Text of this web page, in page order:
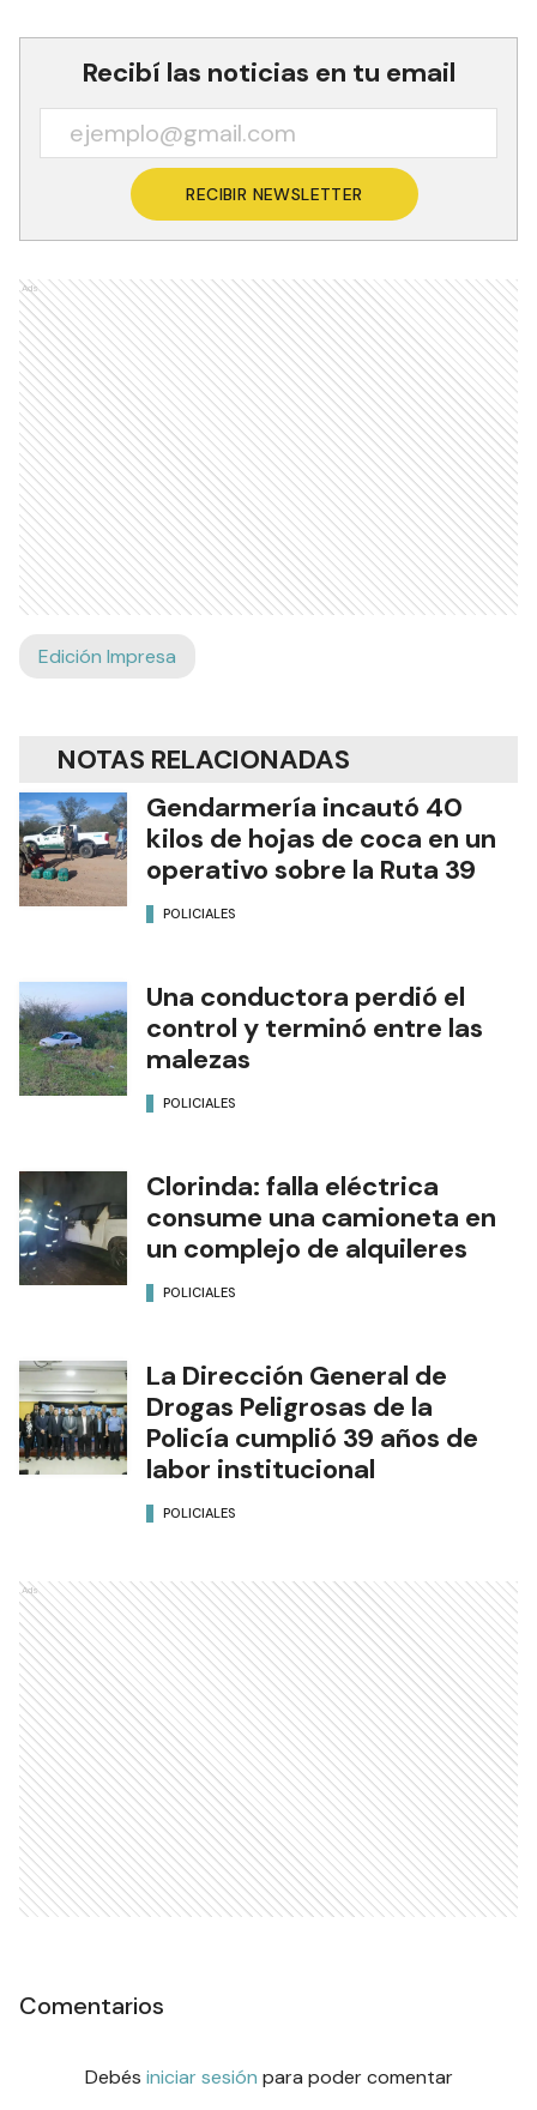
Recibí las noticias en tu email
RECIBIR NEWSLETTER
Ads
Edición Impresa
NOTAS RELACIONADAS
Gendarmería incautó 40
kilos de hojas de coca en un
operativo sobre la Ruta 39
POLICIALES
Una conductora perdió el
control y terminó entre las
malezas
POLICIALES
Clorinda: falla eléctrica
consume una camioneta en
un complejo de alquileres
POLICIALES
La Dirección General de
Drogas Peligrosas de la
Policía cumplió 39 años de
labor institucional
POLICIALES
Ads
Comentarios
Debés iniciar sesión para poder comentar